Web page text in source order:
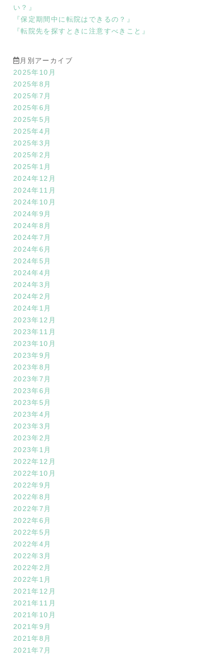
い？』
『保定期間中に転院はできるの？』
『転院先を探すときに注意すべきこと』
月別アーカイブ
2025年10月
2025年8月
2025年7月
2025年6月
2025年5月
2025年4月
2025年3月
2025年2月
2025年1月
2024年12月
2024年11月
2024年10月
2024年9月
2024年8月
2024年7月
2024年6月
2024年5月
2024年4月
2024年3月
2024年2月
2024年1月
2023年12月
2023年11月
2023年10月
2023年9月
2023年8月
2023年7月
2023年6月
2023年5月
2023年4月
2023年3月
2023年2月
2023年1月
2022年12月
2022年10月
2022年9月
2022年8月
2022年7月
2022年6月
2022年5月
2022年4月
2022年3月
2022年2月
2022年1月
2021年12月
2021年11月
2021年10月
2021年9月
2021年8月
2021年7月